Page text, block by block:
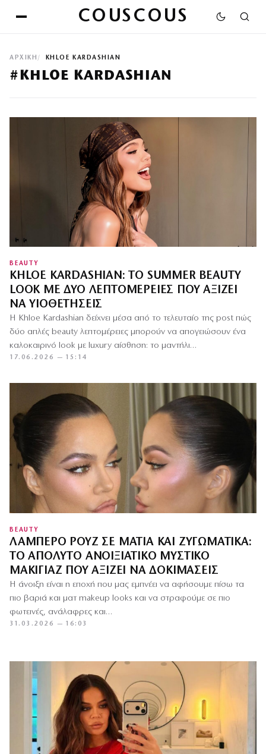
COUSCOUS
ΑΡΧΙΚΉ KHLOE KARDASHIAN
#KHLOE KARDASHIAN
BEAUTY
KHLOE KARDASHIAN: ΤΟ SUMMER BEAUTY
LOOK ΜΕ ΔΎΟ ΛΕΠΤΟΜΈΡΕΙΕΣ ΠΟΥ ΑΞΊΖΕΙ
ΝΑ ΥΙΟΘΕΤΉΣΕΙΣ
Η Khloe Kardashian δείχνει μέσα από το τελευταίο της post πώς
δύο απλές beauty λεπτομέρειες μπορούν να απογειώσουν ένα
καλοκαιρινό look με luxury αίσθηση: το μαντήλι…
17.06.2026 — 15:14
BEAUTY
ΛΑΜΠΕΡΌ ΡΟΥΖ ΣΕ ΜΆΤΙΑ ΚΑΙ ΖΥΓΩΜΑΤΙΚΆ:
ΤΟ ΑΠΌΛΥΤΟ ΑΝΟΙΞΙΆΤΙΚΟ ΜΥΣΤΙΚΌ
ΜΑΚΙΓΙΆΖ ΠΟΥ ΑΞΊΖΕΙ ΝΑ ΔΟΚΙΜΆΣΕΙΣ
Η άνοιξη είναι η εποχή που μας εμπνέει να αφήσουμε πίσω τα
πιο βαριά και ματ makeup looks και να στραφούμε σε πιο
φωτεινές, ανάλαφρες και…
31.03.2026 — 16:03